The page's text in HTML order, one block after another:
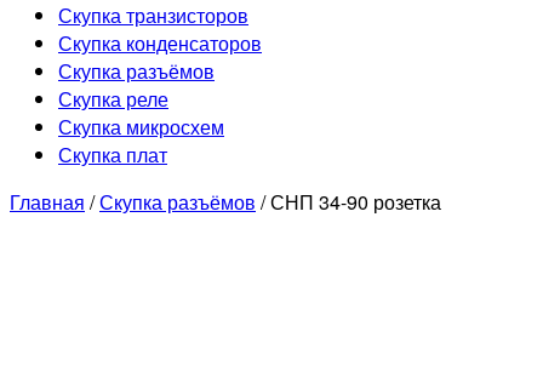
Скупка транзисторов
Скупка конденсаторов
Скупка разъёмов
Скупка реле
Скупка микросхем
Скупка плат
Главная /Скупка разъёмов / СНП 34-90 розетка